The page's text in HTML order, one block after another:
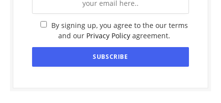
By signing up, you agree to the our terms
and our Privacy Policyagreement.